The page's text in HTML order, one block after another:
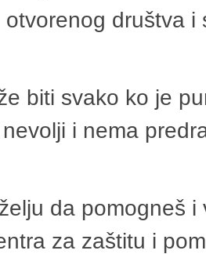
društva
biti svako ko je
i nema
da pomogneš
za zaštitu i